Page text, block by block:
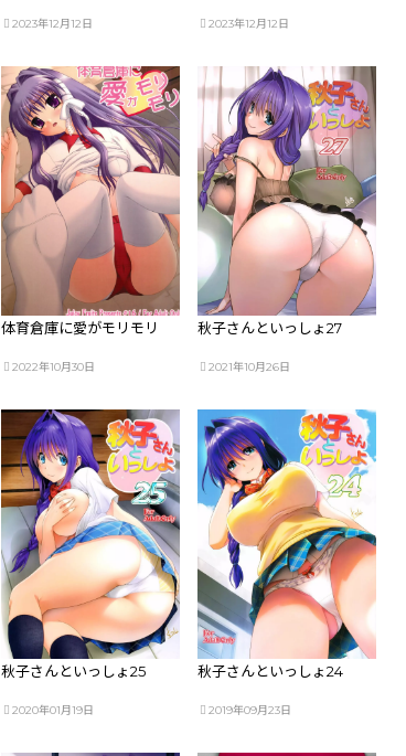
2023年12月12日 2023年12月12日
体育倉庫に愛がモリモリ
2022年10月30日
秋子さんといっしょ27
2021年10月26日
秋子さんといっしょ25
2020年01月19日
秋子さんといっしょ24
2019年09月23日